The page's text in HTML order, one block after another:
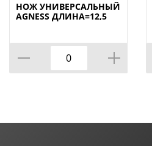
НОЖ УНИВЕРСАЛЬНЫЙ
AGNESS ДЛИНА=12,5